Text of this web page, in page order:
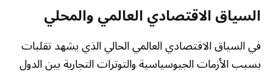
السياق الاقتصادي العالمي والمحلي
في السياق الاقتصادي العالمي الحالي الذي يشهد تقلبات
بسبب الأزمات الجيوسياسية والتوترات التجارية بين الدول